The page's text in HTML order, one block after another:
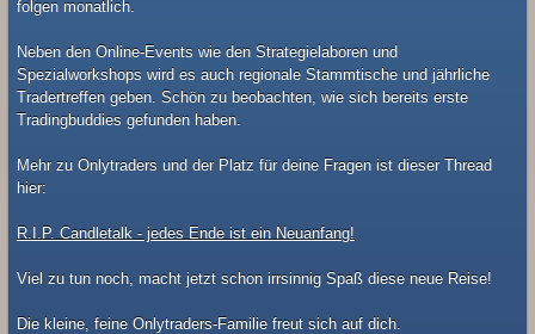
folgen monatlich.
Neben den Online-Events wie den Strategielaboren und
Spezialworkshops wird es auch regionale Stammtische und jährliche
Tradertreffen geben. Schön zu beobachten, wie sich bereits erste
Tradingbuddies gefunden haben.
Mehr zu Onlytraders und der Platz für deine Fragen ist dieser Thread
hier:
R.I.P. Candletalk - jedes Ende ist ein Neuanfang!
Viel zu tun noch, macht jetzt schon irrsinnig Spaß diese neue Reise!
Die kleine, feine Onlytraders-Familie freut sich auf dich.